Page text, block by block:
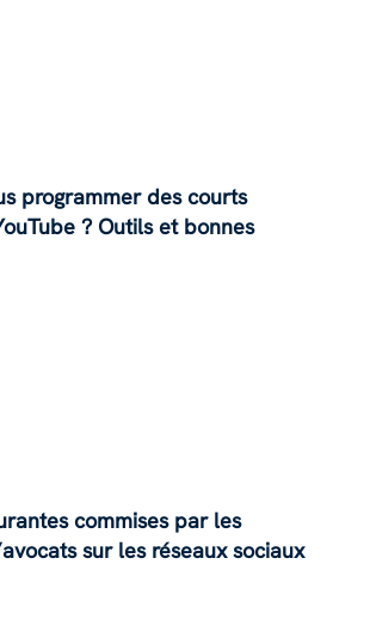
programmer des courts
? Outils et bonnes
commises par les
sur les réseaux sociaux